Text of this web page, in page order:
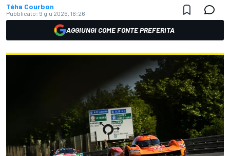
Téha Courbon
Pubblicato: 9 giu 2026, 16:26
AGGIUNGI COME FONTE PREFERITA